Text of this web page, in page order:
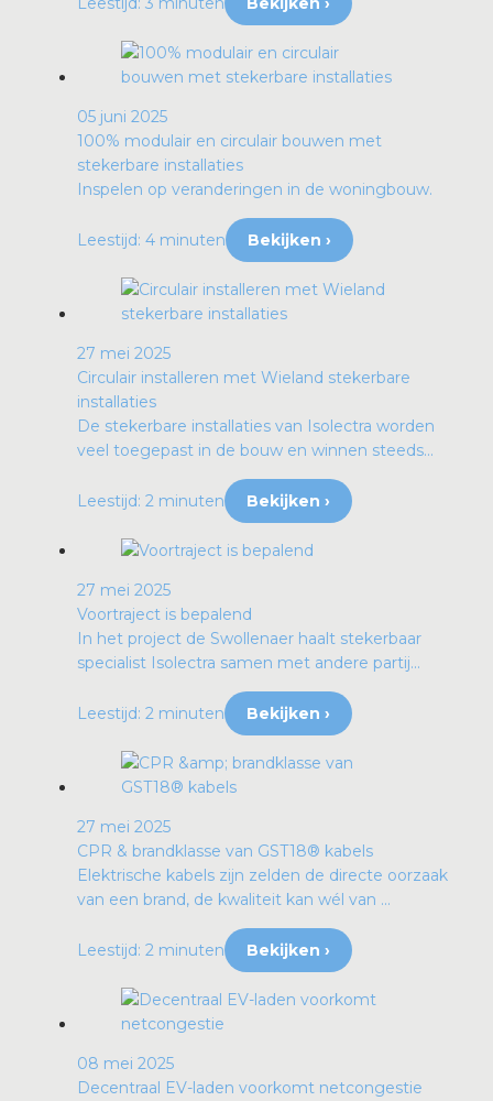
05 juni 2025
100% modulair en circulair bouwen met
stekerbare installaties
Inspelen op veranderingen in de woningbouw.
Leestijd: 4 minuten Bekijken ›
27 mei 2025
Circulair installeren met Wieland stekerbare
installaties
De stekerbare installaties van Isolectra worden
veel toegepast in de bouw en winnen steeds...
Leestijd: 2 minuten Bekijken ›
27 mei 2025
Voortraject is bepalend
In het project de Swollenaer haalt stekerbaar
specialist Isolectra samen met andere partij...
Leestijd: 2 minuten Bekijken ›
27 mei 2025
CPR & brandklasse van GST18® kabels
Elektrische kabels zijn zelden de directe oorzaak
van een brand, de kwaliteit kan wél van ...
Leestijd: 2 minuten Bekijken ›
08 mei 2025
Decentraal EV-laden voorkomt netcongestie